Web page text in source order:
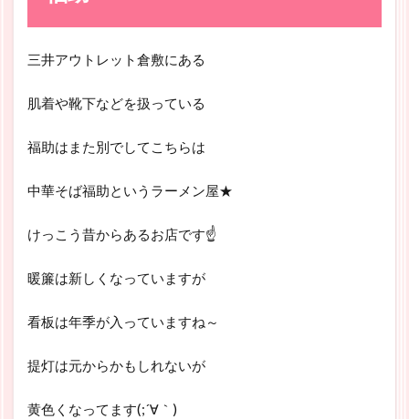
三井アウトレット倉敷にある
肌着や靴下などを扱っている
福助はまた別でしてこちらは
中華そば福助というラーメン屋★
けっこう昔からあるお店です☝
暖簾は新しくなっていますが
看板は年季が入っていますね～
提灯は元からかもしれないが
黄色くなってます(;´∀｀)